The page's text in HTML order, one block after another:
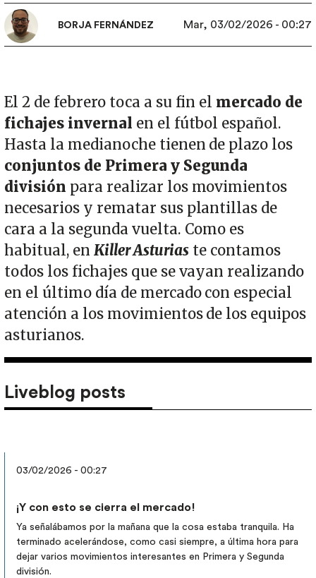
BORJA FERNÁNDEZ Mar, 03/02/2026 - 00:27
El 2 de febrero toca a su fin el mercado de
fichajes invernal en el fútbol español.
Hasta la medianoche tienen de plazo los
conjuntos de Primera y Segunda
división para realizar los movimientos
necesarios y rematar sus plantillas de
cara a la segunda vuelta. Como es
habitual, en Killer Asturias te contamos
todos los fichajes que se vayan realizando
en el último día de mercado con especial
atención a los movimientos de los equipos
asturianos.
Liveblog posts
03/02/2026 - 00:27
¡Y con esto se cierra el mercado!
Ya señalábamos por la mañana que la cosa estaba tranquila. Ha
terminado acelerándose, como casi siempre, a última hora para
dejar varios movimientos interesantes en Primera y Segunda
división.